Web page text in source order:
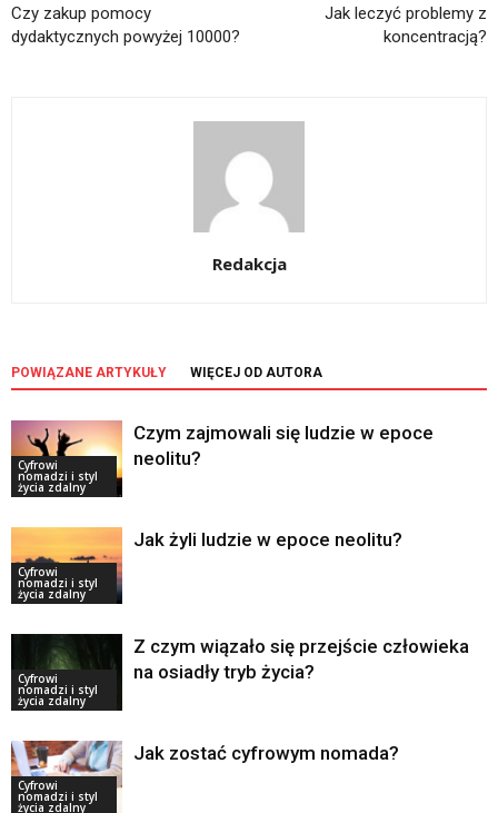
Czy zakup pomocy
dydaktycznych powyżej 10000?
Jak leczyć problemy z
koncentracją?
Redakcja
POWIĄZANE ARTYKUŁY WIĘCEJ OD AUTORA
Cyfrowi
nomadzi i styl
życia zdalny
Czym zajmowali się ludzie w epoce
neolitu?
Cyfrowi
nomadzi i styl
życia zdalny
Jak żyli ludzie w epoce neolitu?
Cyfrowi
nomadzi i styl
życia zdalny
Z czym wiązało się przejście człowieka
na osiadły tryb życia?
Cyfrowi
nomadzi i styl
życia zdalny
Jak zostać cyfrowym nomada?